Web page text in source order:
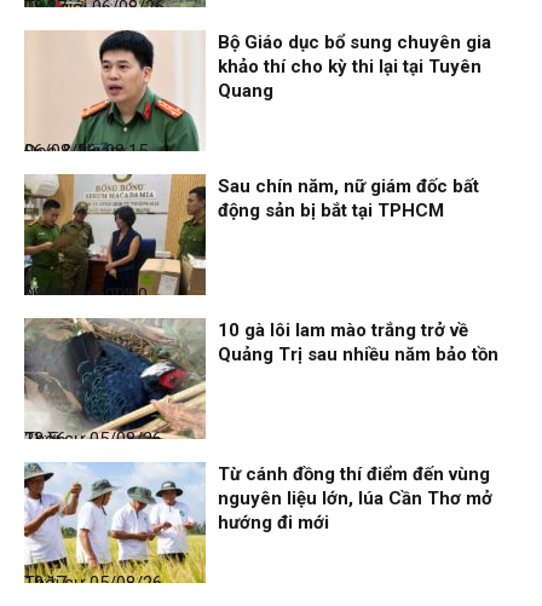
Thế giới
06/08/26, 08:27
Đọc & Ngẫm
06/08/26, 08:15
Bộ Giáo dục bổ sung chuyên gia
khảo thí cho kỳ thi lại tại Tuyên
Quang
Nhịp sống 24h
06/08/26, 00:00
Sau chín năm, nữ giám đốc bất
động sản bị bắt tại TPHCM
Thời sự
05/08/26, 23:56
10 gà lôi lam mào trắng trở về
Quảng Trị sau nhiều năm bảo tồn
Thời sự
05/08/26, 19:17
Từ cánh đồng thí điểm đến vùng
nguyên liệu lớn, lúa Cần Thơ mở
hướng đi mới